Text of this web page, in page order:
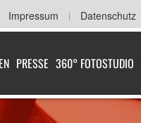
Impressum Datenschutz
PRESSE 360° FOTOSTUDIO